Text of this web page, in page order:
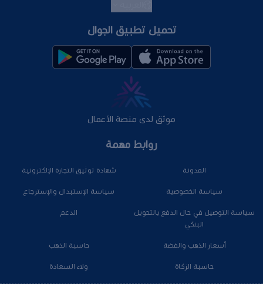
روابط مهمة
المدونة شهادة توثيق التجارة الإلكترونية
سياسة الخصوصية سياسة الإستبدال والإسترجاع
سياسة التوصيل في حال الدفع بالتحويل
البنكي
الدعم
أسعار الذهب والفضة حاسبة الذهب
حاسبة الزكاة ولاء السعادة
تحميل تطبيق الجوال
موثق لدى منصة الأعمال